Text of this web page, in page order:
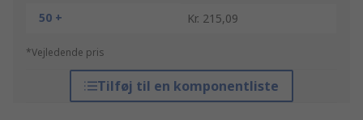
50 +
Kr. 215,09
*Vejledende pris
Tilføj til en komponentliste